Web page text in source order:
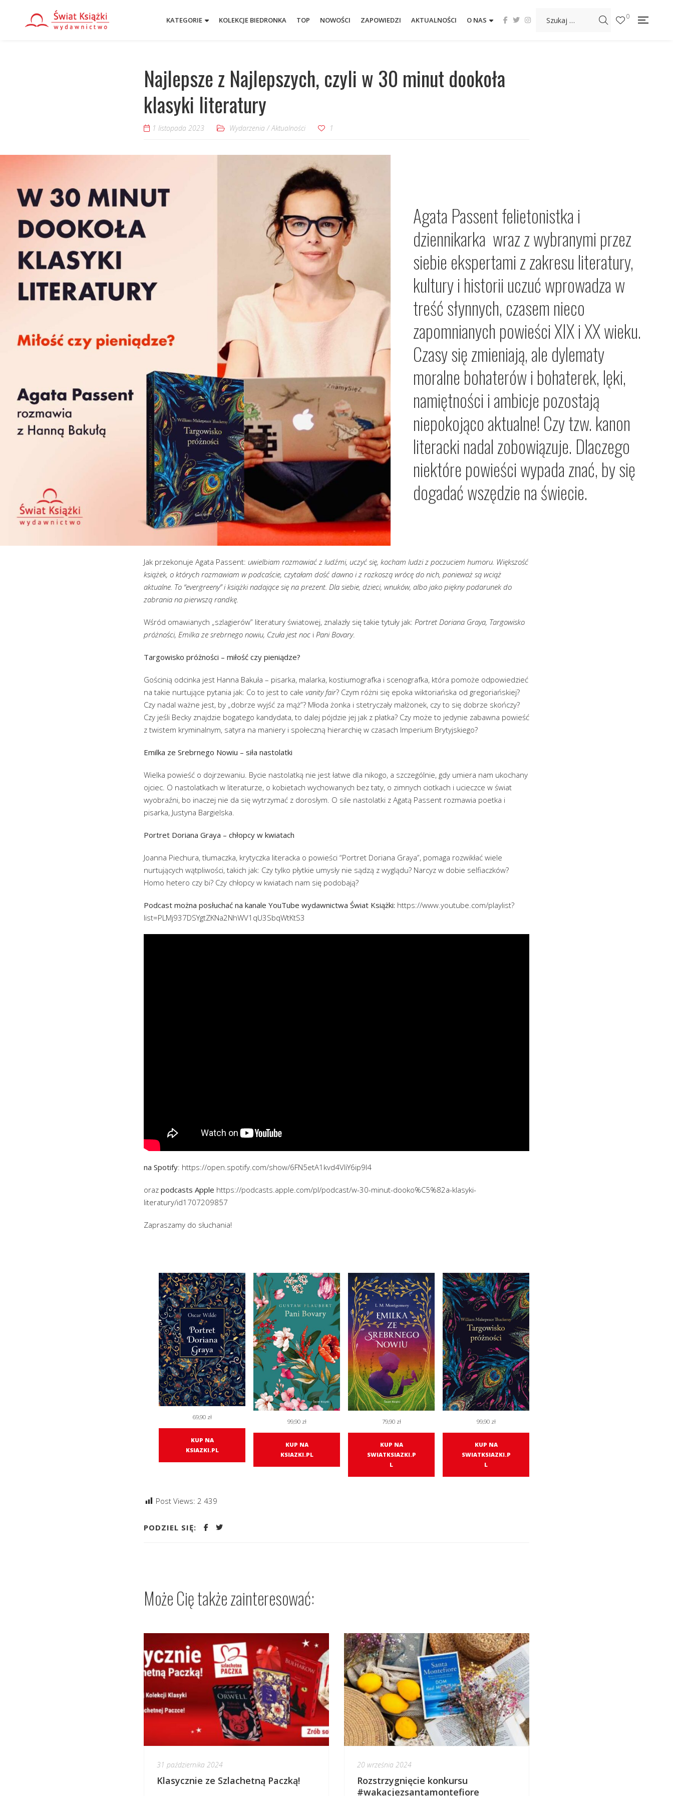
KATEGORIE KOLEKCJE BIEDRONKA TOP NOWOŚCI ZAPOWIEDZI AKTUALNOŚCI O NAS 0
Najlepsze z Najlepszych, czyli w 30 minut dookoła
klasyki literatury
1 listopada 2023 Wydarzenia /Aktualności 1
Agata Passent felietonistka i
dziennikarka wraz z wybranymi przez
siebie ekspertami z zakresu literatury,
kultury i historii uczuć wprowadza w
treść słynnych, czasem nieco
zapomnianych powieści XIX i XX wieku.
Czasy się zmieniają, ale dylematy
moralne bohaterów i bohaterek, lęki,
namiętności i ambicje pozostają
niepokojąco aktualne! Czy tzw. kanon
literacki nadal zobowiązuje. Dlaczego
niektóre powieści wypada znać, by się
dogadać wszędzie na świecie.
Jak przekonuje Agata Passent: uwielbiam rozmawiać z ludźmi, uczyć się, kocham ludzi z poczuciem humoru. Większość
książek, o których rozmawiam w podcaście, czytałam dość dawno i z rozkoszą wrócę do nich, ponieważ są wciąż
aktualne. To “evergreeny” i książki nadające się na prezent. Dla siebie, dzieci, wnuków, albo jako piękny podarunek do
zabrania na pierwszą randkę.
Wśród omawianych „szlagierów” literatury światowej, znalazły się takie tytuły jak: Portret Doriana Graya, Targowisko
próżności, Emilka ze srebrnego nowiu, Czuła jest noc i Pani Bovary.
Targowisko próżności – miłość czy pieniądze?
Gościnią odcinka jest Hanna Bakuła – pisarka, malarka, kostiumografka i scenografka, która pomoże odpowiedzieć
na takie nurtujące pytania jak: Co to jest to całe vanity fair? Czym różni się epoka wiktoriańska od gregoriańskiej?
Czy nadal ważne jest, by „dobrze wyjść za mąż”? Młoda żonka i stetryczały małżonek, czy to się dobrze skończy?
Czy jeśli Becky znajdzie bogatego kandydata, to dalej pójdzie jej jak z płatka? Czy może to jedynie zabawna powieść
z twistem kryminalnym, satyra na maniery i społeczną hierarchię w czasach Imperium Brytyjskiego?
Emilka ze Srebrnego Nowiu – siła nastolatki
Wielka powieść o dojrzewaniu. Bycie nastolatką nie jest łatwe dla nikogo, a szczególnie, gdy umiera nam ukochany
ojciec. O nastolatkach w literaturze, o kobietach wychowanych bez taty, o zimnych ciotkach i ucieczce w świat
wyobraźni, bo inaczej nie da się wytrzymać z dorosłym. O sile nastolatki z Agatą Passent rozmawia poetka i
pisarka, Justyna Bargielska.
Portret Doriana Graya – chłopcy w kwiatach
Joanna Piechura, tłumaczka, krytyczka literacka o powieści “Portret Doriana Graya”, pomaga rozwikłać wiele
nurtujących wątpliwości, takich jak: Czy tylko płytkie umysły nie sądzą z wyglądu? Narcyz w dobie selfiaczków?
Homo hetero czy bi? Czy chłopcy w kwiatach nam się podobają?
Podcast można posłuchać na kanale YouTube wydawnictwa Świat Książki: https://www.youtube.com/playlist?
list=PLMj937DSYgtZKNa2NhWV1qU3SbqWtKtS3
na Spotify: https://open.spotify.com/show/6FN5etA1kvd4VliY6ip9I4
oraz podcasts Apple https://podcasts.apple.com/pl/podcast/w-30-minut-dooko%C5%82a-klasyki-
literatury/id1707209857
Zapraszamy do słuchania!
69,90 zł
KUP NA
KSIAZKI.PL
99,90 zł
KUP NA
KSIAZKI.PL
79,90 zł
KUP NA
SWIATKSIAZKI.P
L
99,90 zł
KUP NA
SWIATKSIAZKI.P
L
Post Views: 2 439
PODZIEL SIĘ:
Może Cię także zainteresować:
31 października 2024
Klasycznie ze Szlachetną Paczką!
20 września 2024
Rozstrzygnięcie konkursu
#wakacjezsantamontefiore